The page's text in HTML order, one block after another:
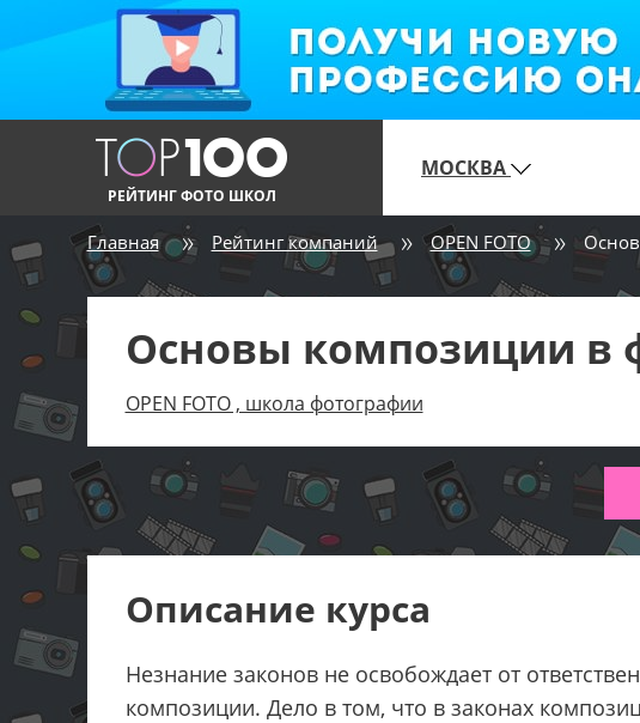
РЕЙТИНГ ФОТО ШКОЛ
МОСКВА
Главная Рейтинг компаний OPEN FOTO
Основы композиции в
OPEN FOTO , школа фотографии
Описание курса
Незнание законов не освобождает от
композиции. Дело в том, что в законах